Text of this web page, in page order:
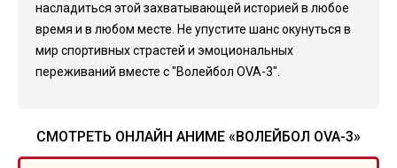
насладиться этой захватывающей историей в любое
время и в любом месте. Не упустите шанс окунуться в
мир спортивных страстей и эмоциональных
переживаний вместе с "Волейбол OVA-3".
СМОТРЕТЬ ОНЛАЙН АНИМЕ «ВОЛЕЙБОЛ OVA-3»